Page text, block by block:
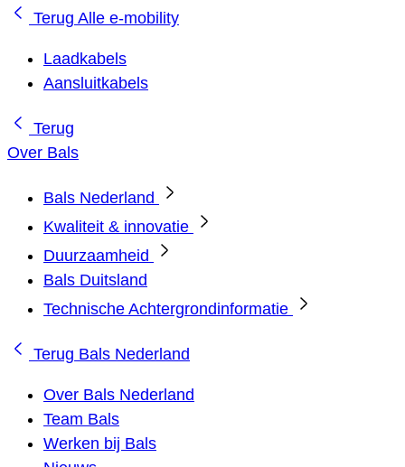
Terug Alle e-mobility
Laadkabels
Aansluitkabels
Terug
Over Bals
Bals Nederland
Kwaliteit & innovatie
Duurzaamheid
Bals Duitsland
Technische Achtergrondinformatie
Terug Bals Nederland
Over Bals Nederland
Team Bals
Werken bij Bals